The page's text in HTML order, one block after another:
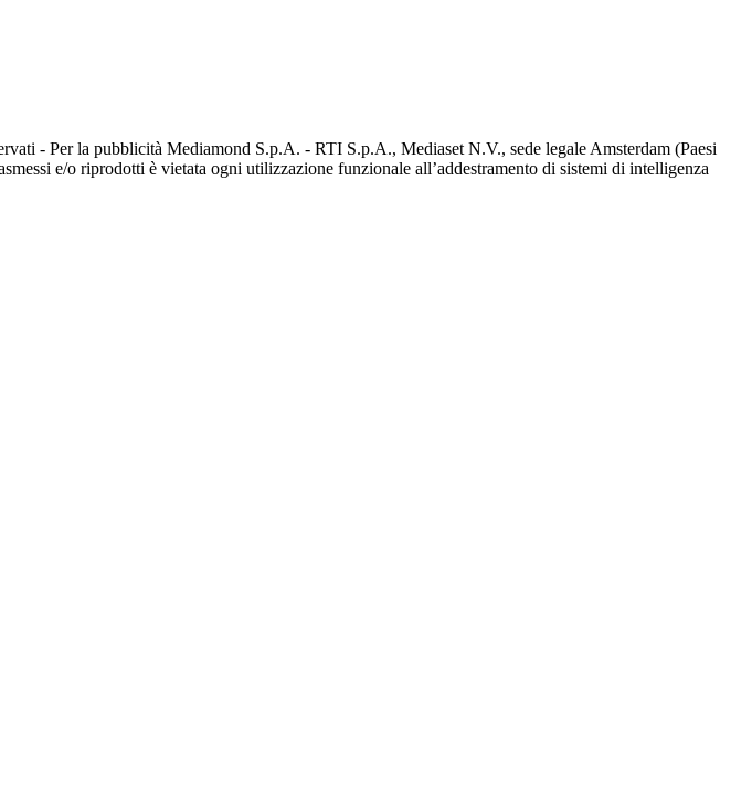
- Per la pubblicità Mediamond S.p.A. - RTI S.p.A., Mediaset N.V., sede legale Amsterdam (Paesi
e/o riprodotti è vietata ogni utilizzazione funzionale all’addestramento di sistemi di intelligenza